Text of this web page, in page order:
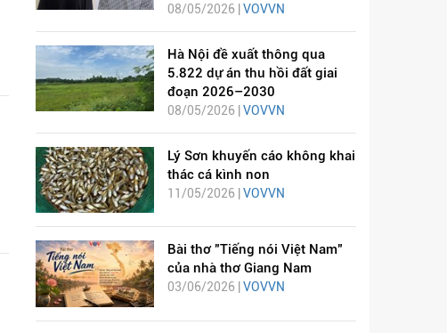
08/05/2026 | VOVVN
Hà Nội đề xuất thông qua
5.822 dự án thu hồi đất giai
đoạn 2026–2030
08/05/2026 | VOVVN
Lý Sơn khuyến cáo không khai
thác cá kình non
11/05/2026 | VOVVN
Bài thơ "Tiếng nói Việt Nam"
của nhà thơ Giang Nam
03/06/2026 | VOVVN